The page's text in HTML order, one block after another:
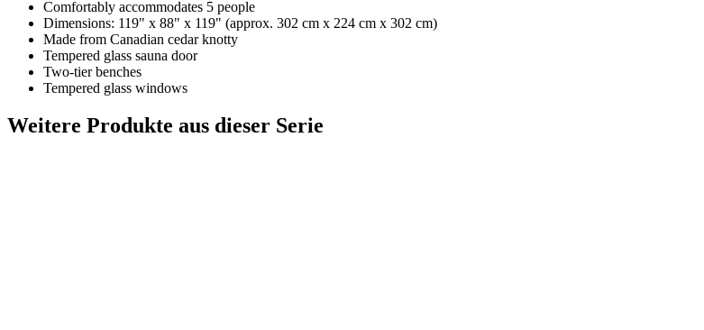
Comfortably accommodates 5 people
Dimensions: 119" x 88" x 119" (approx. 302 cm x 224 cm x 302 cm)
Made from Canadian cedar knotty
Tempered glass sauna door
Two-tier benches
Tempered glass windows
Weitere Produkte aus dieser Serie